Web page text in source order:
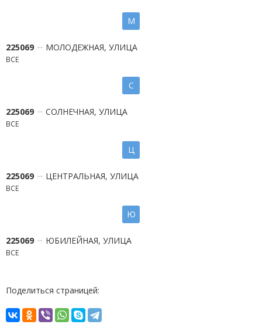
М
225069 МОЛОДЕЖНАЯ, УЛИЦА
ВСЕ
С
225069 СОЛНЕЧНАЯ, УЛИЦА
ВСЕ
Ц
225069 ЦЕНТРАЛЬНАЯ, УЛИЦА
ВСЕ
Ю
225069 ЮБИЛЕЙНАЯ, УЛИЦА
ВСЕ
Поделиться страницей: